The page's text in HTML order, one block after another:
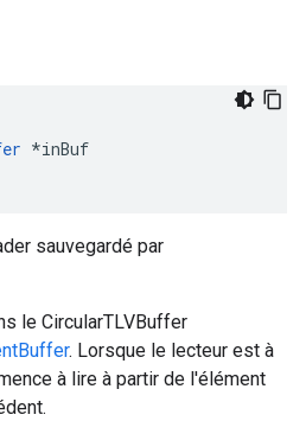
*inBuf
sauvegardé par
le CircularTLVBuffer
. Lorsque le lecteur est à
à lire à partir de l'élément